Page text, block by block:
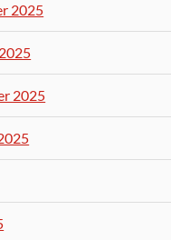
2025
2025